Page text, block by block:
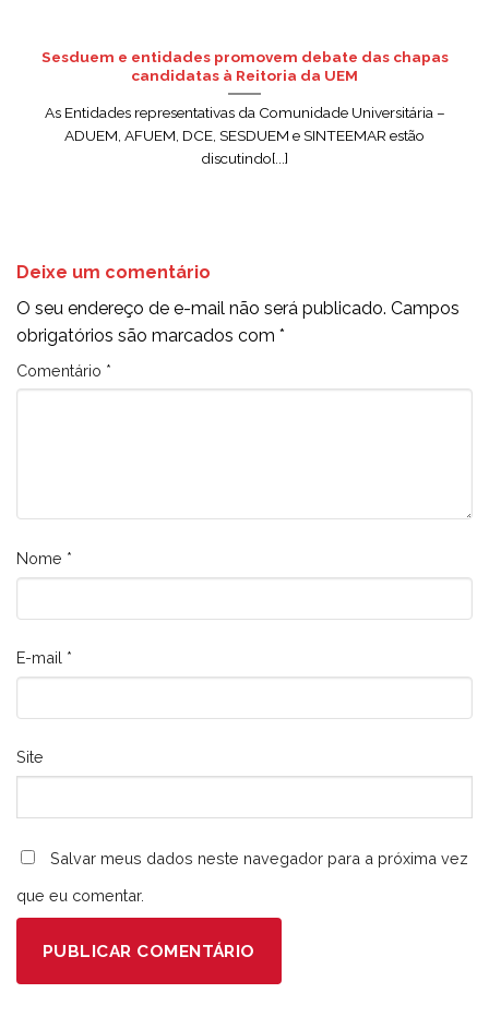
Sesduem e entidades promovem debate das chapas
candidatas à Reitoria da UEM
As Entidades representativas da Comunidade Universitária –
ADUEM, AFUEM, DCE, SESDUEM e SINTEEMAR estão
discutindo[...]
Deixe um comentário
O seu endereço de e-mail não será publicado. Campos
obrigatórios são marcados com *
Comentário *
Nome *
E-mail *
Site
Salvar meus dados neste navegador para a próxima vez
que eu comentar.